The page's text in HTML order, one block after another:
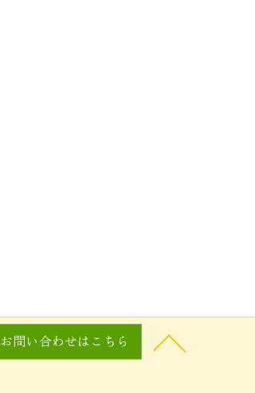
お問い合わせはこちら